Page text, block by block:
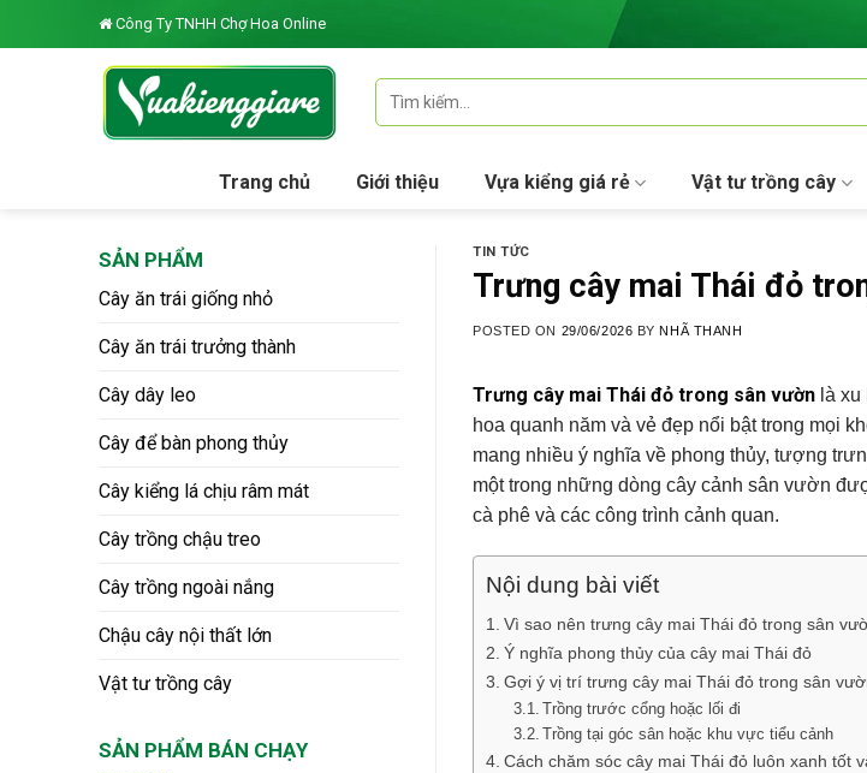
to
Công Ty TNHH Chợ Hoa Online
Tìm
kiếm:
Trang chủ Giới thiệu Vựa kiểng giá rẻ Vật tư trồng cây
SẢN PHẨM
Cây ăn trái giống nhỏ
Cây ăn trái trưởng thành
Cây dây leo
Cây để bàn phong thủy
Cây kiểng lá chịu râm mát
Cây trồng chậu treo
Cây trồng ngoài nắng
Chậu cây nội thất lớn
Vật tư trồng cây
SẢN PHẨM BÁN CHẠY
TIN TỨC
Trưng cây mai Thái đỏ
POSTED ON 29/06/2026 BYNHÃ THANH
Trưng cây mai Thái đỏ trong sân vườn là
hoa quanh năm và vẻ đẹp nổi bật trong mọi
mang nhiều ý nghĩa về phong thủy, tượng
một trong những dòng cây cảnh sân vườn
cà phê và các công trình cảnh quan.
Nội dung bài viết
Vì sao nên trưng cây mai Thái đỏ trong sân
Ý nghĩa phong thủy của cây mai Thái đỏ
Gợi ý vị trí trưng cây mai Thái đỏ trong sân
Trồng trước cổng hoặc lối đi
Trồng tại góc sân hoặc khu vực tiểu cảnh
Cách chăm sóc cây mai Thái đỏ luôn xanh tốt